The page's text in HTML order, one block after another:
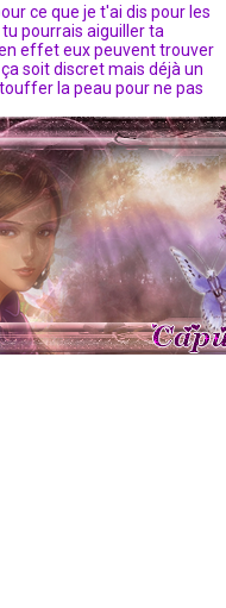
ce que je t'ai dis pour les
pourrais aiguiller ta
effet eux peuvent trouver
soit discret mais déjà un
la peau pour ne pas